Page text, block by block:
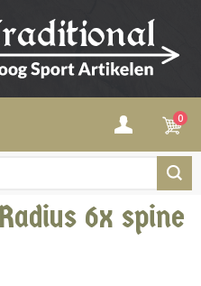
0
6x spine